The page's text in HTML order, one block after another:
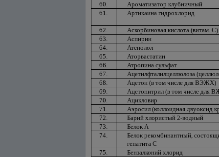
60.
Ароматизатор клубничный
61.
Артикаина гидрохлорид
62.
Аскорбиновая кислота (витам.
63.
Аспирин
64.
Атенолол
65.
Аторвастатин
66.
Атропина сульфат
67.
Ацетилфталилцеллюлоза
68.
Ацетон (в том числе для ВЭЖХ)
69.
Ацетонитрил (в том числе для
70.
Ацикловир
71.
Аэросил (коллоидная двуоксид
72.
Барий хлористый 2-водный
73.
Белок А
74.
Белок рекомбинантный,
гепатита С
75.
Бензалконий хлорид